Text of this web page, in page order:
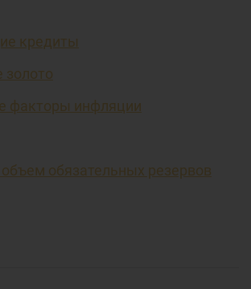
кредиты
золото
факторы инфляции
обязательных резервов